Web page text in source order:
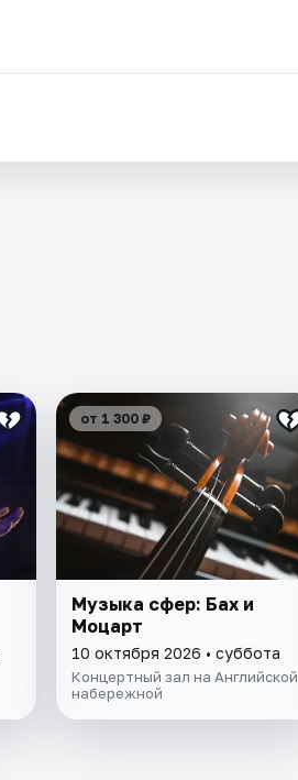
от 1 300 ₽
Музыка сфер: Бах и
Моцарт
10 октября 2026 • суббота
Концертный зал на Английской
набережной